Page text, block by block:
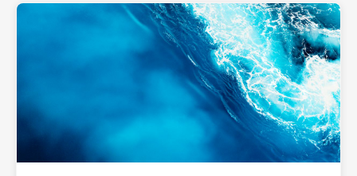
"Tropical